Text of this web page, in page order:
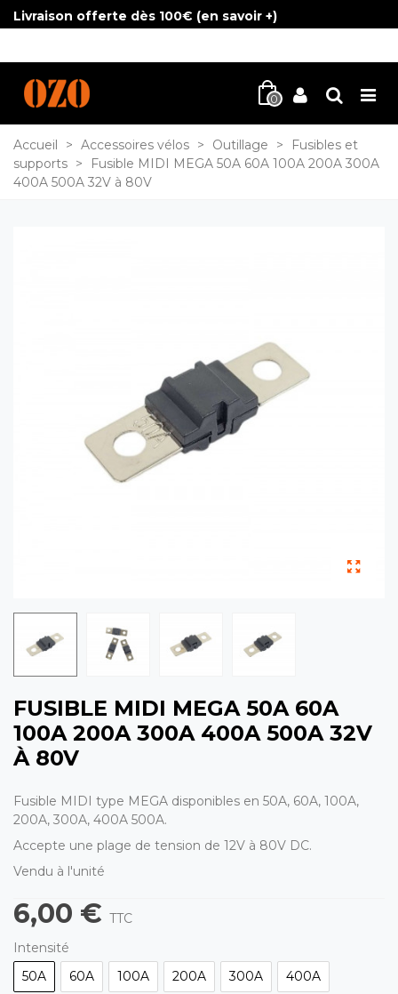
Livraison offerte dès 100€ (en savoir +)
0
Accueil > Accessoires vélos > Outillage >
Fusibles et
supports >
Fusible MIDI MEGA 50A 60A 100A 200A 300A
400A 500A 32V à 80V
FUSIBLE MIDI MEGA 50A 60A
100A 200A 300A 400A 500A 32V
À 80V
Fusible MIDI type MEGA disponibles en 50A, 60A, 100A,
200A, 300A, 400A 500A.
Accepte une plage de tension de 12V à 80V DC.
Vendu à l'unité
6,00 € TTC
Intensité
50A
60A 100A 200A 300A 400A